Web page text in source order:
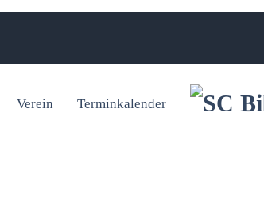
Verein Terminkalender